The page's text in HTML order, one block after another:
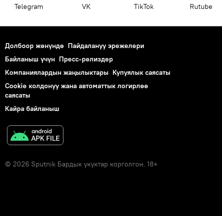
Telegram VK ТikТоk Rutube
Долбоор жөнүндө Пайдалануу эрежелери
Байланыш үчүн Пресс-релиздер
Компаниялардын жаңылыктары Купуялык саясаты
Cookie колдонуу жана автоматтык логирлөө
саясаты
Кайра байланыш
© 2026 Sputnik Бардык укуктар корголгон. 18+